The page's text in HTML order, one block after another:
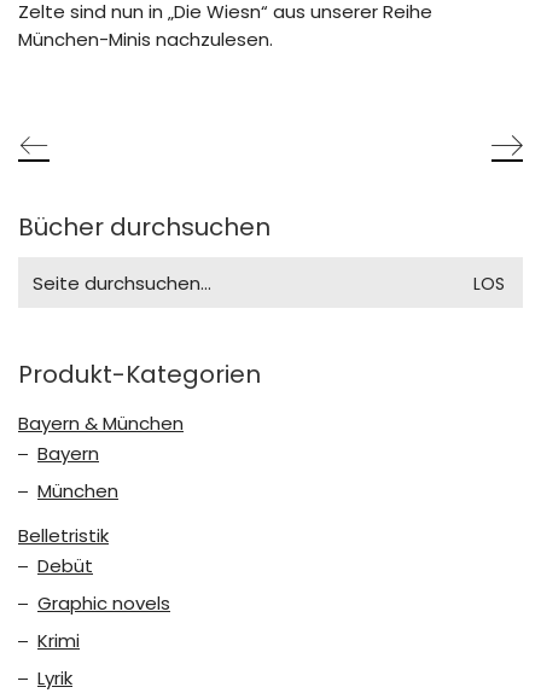
Zelte sind nun in „Die Wiesn“ aus unserer Reihe
München-Minis nachzulesen.
Bücher durchsuchen
for:
Produkt-Kategorien
Bayern & München
Bayern
München
Belletristik
Debüt
Graphic novels
Krimi
Lyrik